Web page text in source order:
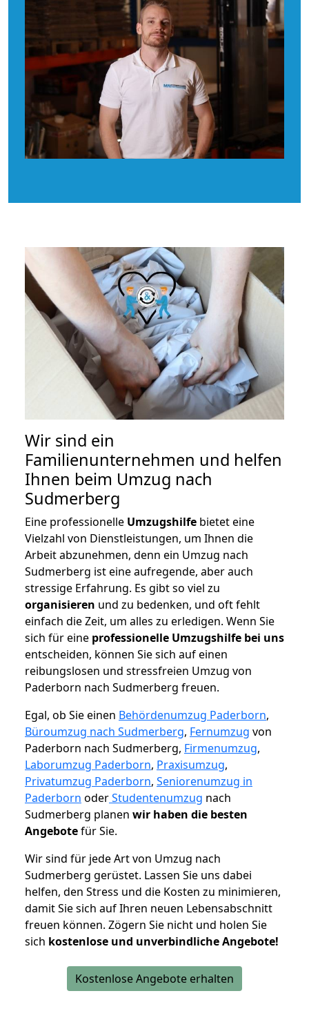
Wir sind ein
Familienunternehmen und helfen
Ihnen beim Umzug nach
Sudmerberg
Eine professionelle Umzugshilfe bietet eine
Vielzahl von Dienstleistungen, um Ihnen die
Arbeit abzunehmen, denn ein Umzug nach
Sudmerberg ist eine aufregende, aber auch
stressige Erfahrung. Es gibt so viel zu
organisieren und zu bedenken, und oft fehlt
einfach die Zeit, um alles zu erledigen. Wenn Sie
sich für eine professionelle Umzugshilfe bei uns
entscheiden, können Sie sich auf einen
reibungslosen und stressfreien Umzug von
Paderborn nach Sudmerberg freuen.
Egal, ob Sie einen Behördenumzug Paderborn,
Büroumzug nach Sudmerberg, Fernumzug von
Paderborn nach Sudmerberg, Firmenumzug,
Laborumzug Paderborn, Praxisumzug,
Privatumzug Paderborn, Seniorenumzug in
Paderborn oderStudentenumzug nach
Sudmerberg planen wir haben die besten
Angebotefür Sie.
Wir sind für jede Art von Umzug nach
Sudmerberg gerüstet. Lassen Sie uns dabei
helfen, den Stress und die Kosten zu minimieren,
damit Sie sich auf Ihren neuen Lebensabschnitt
freuen können. Zögern Sie nicht und holen Sie
sich kostenlose und unverbindliche Angebote!
Kostenlose Angebote erhalten